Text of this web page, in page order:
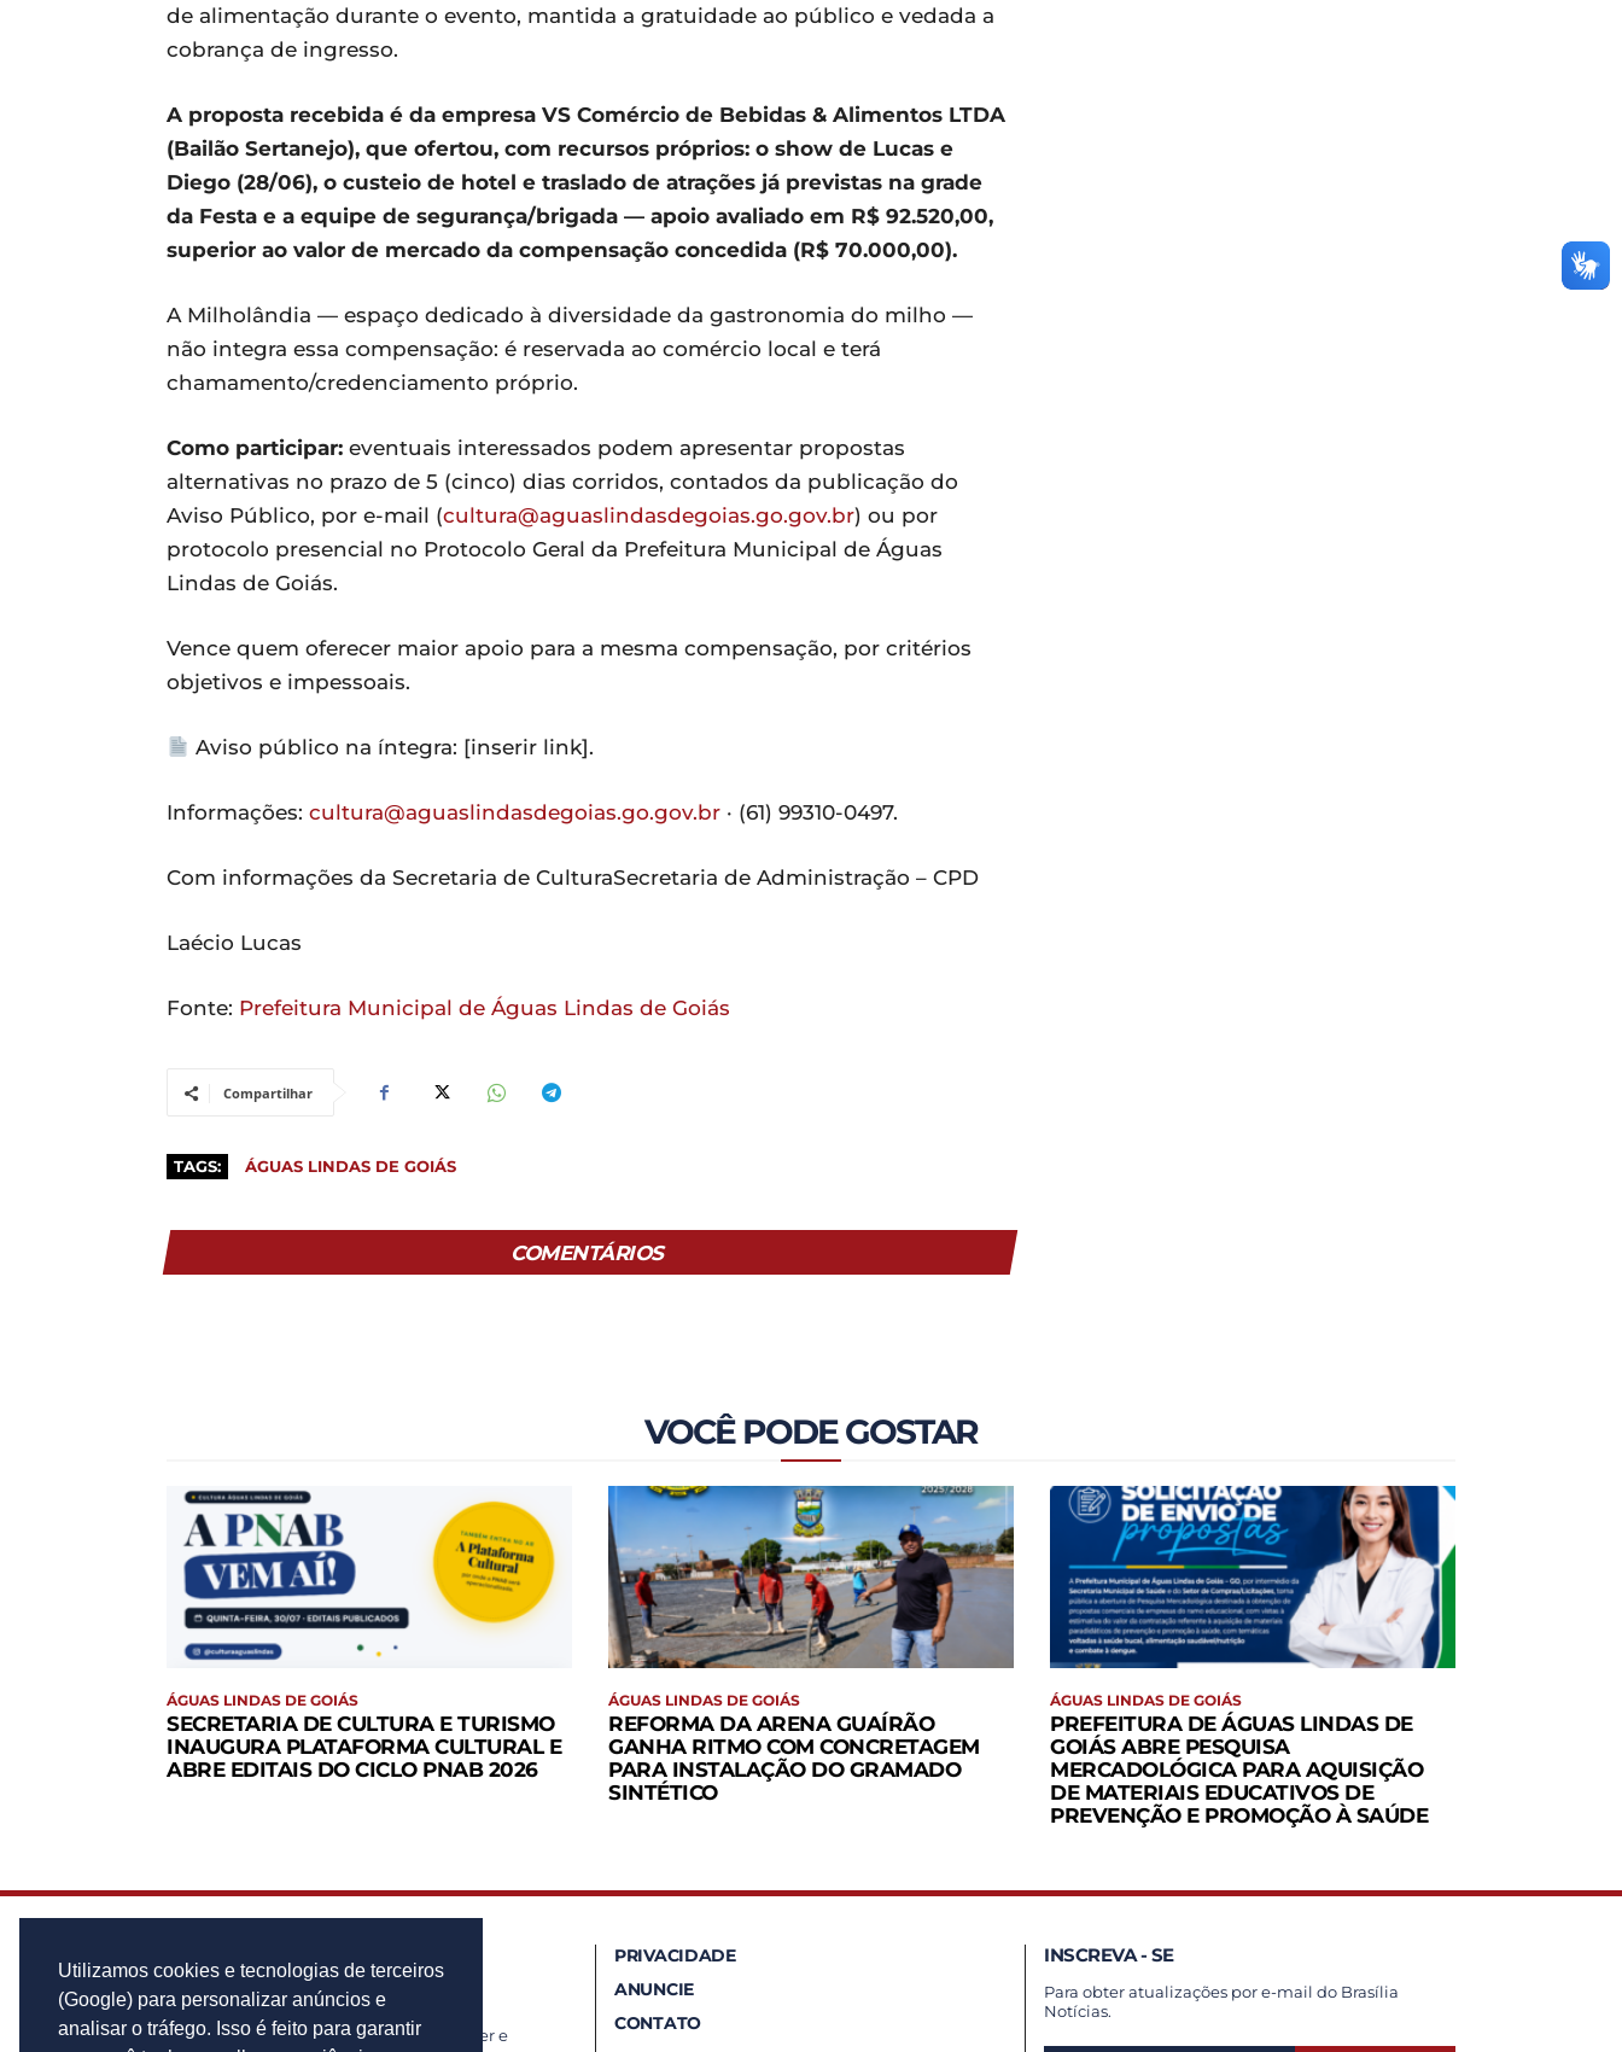
Utilizamos cookies e tecnologias de terceiros
(Google) para personalizar anúncios e
analisar o tráfego. Isso é feito para garantir
de alimentação durante o evento, mantida a gratuidade ao público e vedada a
cobrança de ingresso.
A proposta recebida é da empresa VS Comércio de Bebidas & Alimentos LTDA
(Bailão Sertanejo), que ofertou, com recursos próprios: o show de Lucas e
Diego (28/06), o custeio de hotel e traslado de atrações já previstas na grade
da Festa e a equipe de segurança/brigada — apoio avaliado em R$ 92.520,00,
superior ao valor de mercado da compensação concedida (R$ 70.000,00).
A Milholândia — espaço dedicado à diversidade da gastronomia do milho —
não integra essa compensação: é reservada ao comércio local e terá
chamamento/credenciamento próprio.
Como participar: eventuais interessados podem apresentar propostas
alternativas no prazo de 5 (cinco) dias corridos, contados da publicação do
Aviso Público, por e-mail (cultura@aguaslindasdegoias.go.gov.br) ou por
protocolo presencial no Protocolo Geral da Prefeitura Municipal de Águas
Lindas de Goiás.
Vence quem oferecer maior apoio para a mesma compensação, por critérios
objetivos e impessoais.
Aviso público na íntegra: [inserir link].
Informações: cultura@aguaslindasdegoias.go.gov.br · (61) 99310-0497.
Com informações da Secretaria de CulturaSecretaria de Administração – CPD
Laécio Lucas
Fonte: Prefeitura Municipal de Águas Lindas de Goiás
Compartilhar
TAGS: ÁGUAS LINDAS DE GOIÁS
COMENTÁRIOS
VOCÊ PODE GOSTAR
ÁGUAS LINDAS DE GOIÁS
SECRETARIA DE CULTURA E TURISMO
INAUGURA PLATAFORMA CULTURAL E
ABRE EDITAIS DO CICLO PNAB 2026
ÁGUAS LINDAS DE GOIÁS
REFORMA DA ARENA GUAÍRÃO
GANHA RITMO COM CONCRETAGEM
PARA INSTALAÇÃO DO GRAMADO
SINTÉTICO
ÁGUAS LINDAS DE GOIÁS
PREFEITURA DE ÁGUAS LINDAS DE
GOIÁS ABRE PESQUISA
MERCADOLÓGICA PARA AQUISIÇÃO
DE MATERIAIS EDUCATIVOS DE
PREVENÇÃO E PROMOÇÃO À SAÚDE
Notícias de cidades, politica, cultura, lazer e
PRIVACIDADE
ANUNCIE
CONTATO
INSCREVA - SE
Para obter atualizações por e-mail do Brasília
Notícias.